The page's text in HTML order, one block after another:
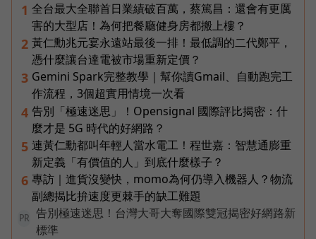
1 全台最大全聯首日業績破百萬，蔡篤昌：還會有更厲
害的大型店！為何把餐廳健身房都搬上樓？
2 黃仁勳兆元宴永遠站最後一排！最低調的二代鄭平，
憑什麼讓台達電被市場重新定價？
3 Gemini Spark完整教學｜幫你讀Gmail、自動跑完工
作流程，3個超實用情境一次看
4 告別「極速迷思」！Opensignal 國際評比揭密：什
麼才是 5G 時代的好網路？
5 連黃仁勳都叫年輕人當水電工！程世嘉：智慧通膨重
新定義「有價值的人」到底什麼樣子？
6 專訪｜進貨沒變快，momo為何仍導入機器人？物流
副總揭比拚速度更棘手的缺工難題
PR
告別極速迷思！台灣大哥大奪國際雙冠揭密好網路新
標準